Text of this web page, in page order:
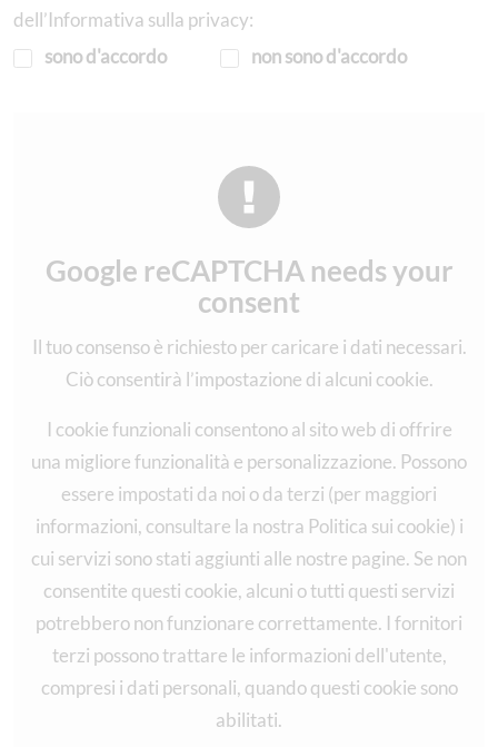
dell’Informativa sulla privacy:
sono d'accordo
non sono d'accordo
Google reCAPTCHA needs your
consent
Il tuo consenso è richiesto per caricare i dati necessari.
Ciò consentirà l’impostazione di alcuni cookie.
I cookie funzionali consentono al sito web di offrire
una migliore funzionalità e personalizzazione. Possono
essere impostati da noi o da terzi (per maggiori
informazioni, consultare la nostra Politica sui cookie) i
cui servizi sono stati aggiunti alle nostre pagine. Se non
consentite questi cookie, alcuni o tutti questi servizi
potrebbero non funzionare correttamente. I fornitori
terzi possono trattare le informazioni dell'utente,
compresi i dati personali, quando questi cookie sono
abilitati.